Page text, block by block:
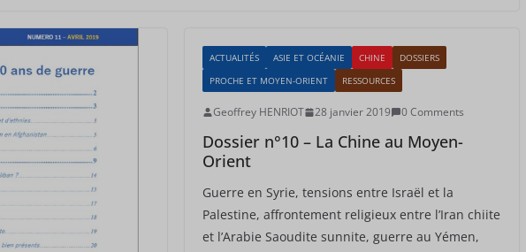
ACTUALITÉS ASIE ET OCÉANIE CHINE
DOSSIERS
PROCHE ET MOYEN-ORIENT
RESSOURCES
Geoffrey HENRIOT 28 janvier 2019 0 Comments
Dossier n°10 – La Chine au Moyen-
Orient
Guerre en Syrie, tensions entre Israël et la
Palestine, affrontement religieux entre l’Iran chiite
et l’Arabie Saoudite sunnite, guerre au Yémen,